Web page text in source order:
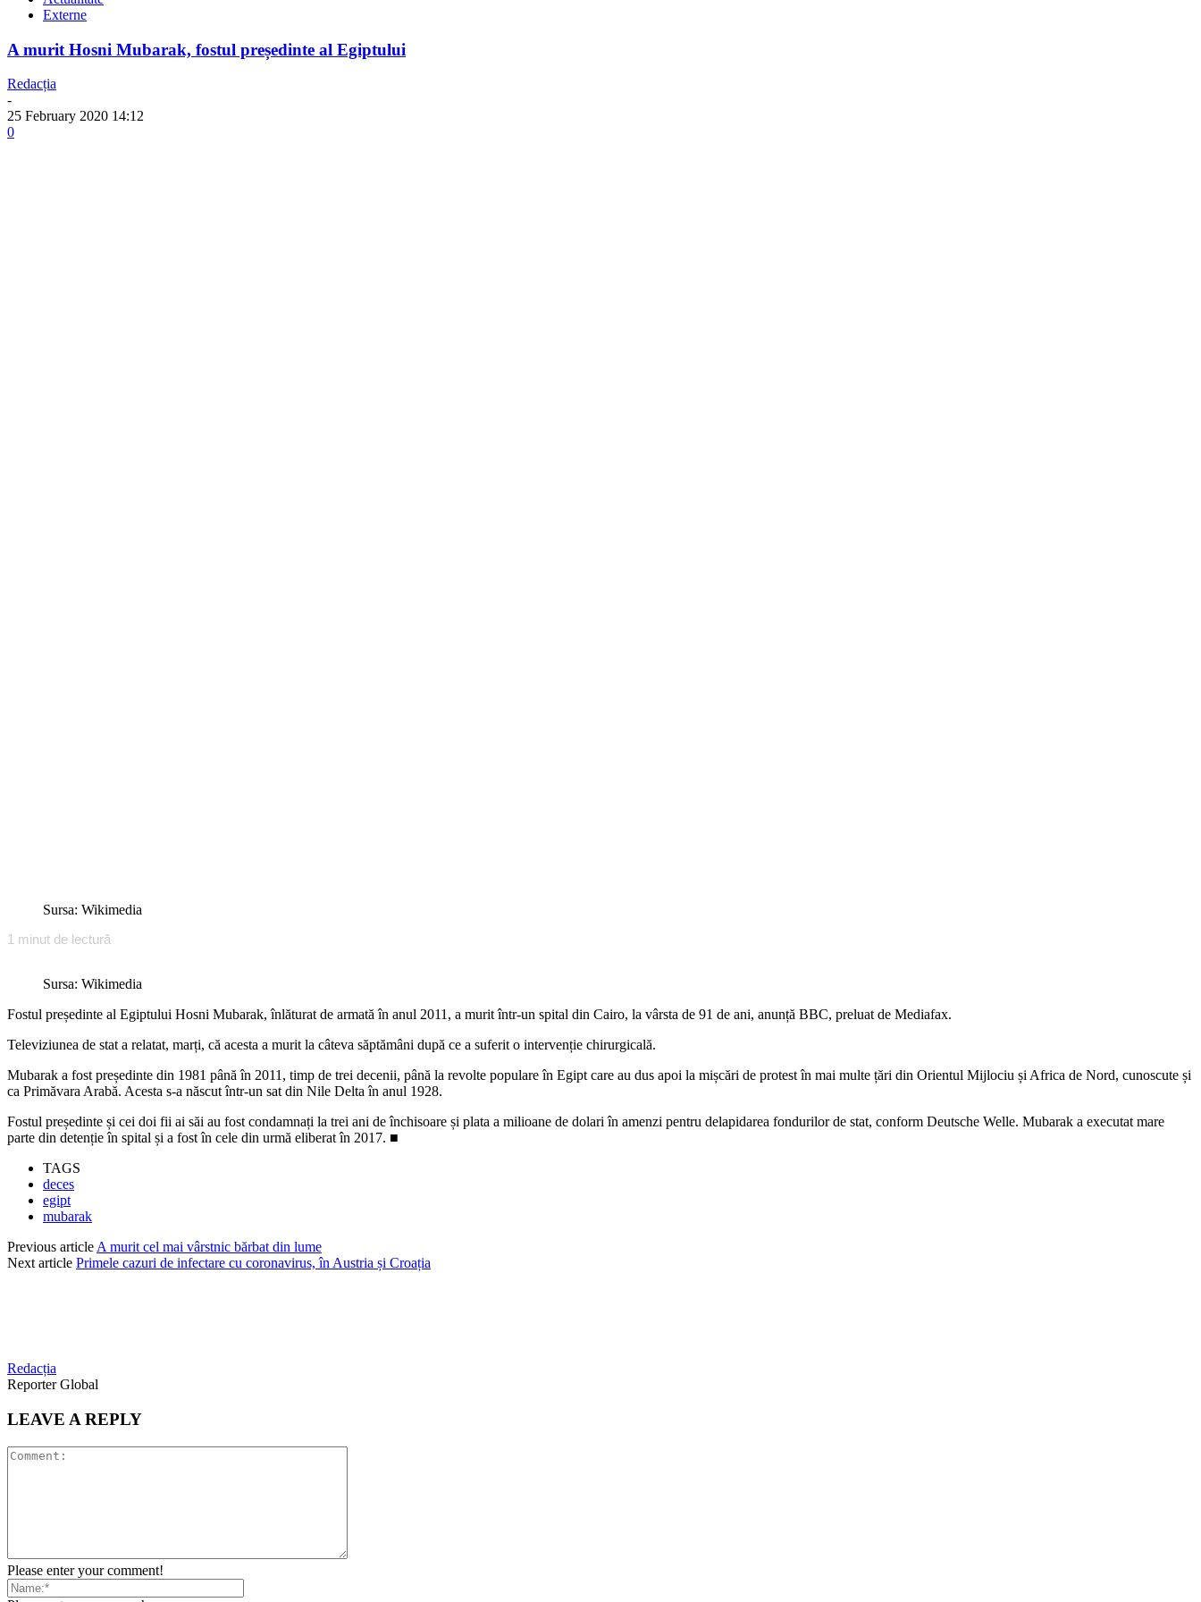
Externe
A murit Hosni Mubarak, fostul președinte al Egiptului
Redacția
-
25 February 2020 14:12
0
Sursa: Wikimedia
1 minut de lectură
Sursa: Wikimedia
Fostul președinte al Egiptului Hosni Mubarak, înlăturat de armată în anul 2011, a murit într-un spital din Cairo, la vârsta de 91 de ani, anunță BBC, preluat de Mediafax.
Televiziunea de stat a relatat, marți, că acesta a murit la câteva săptămâni după ce a suferit o intervenție chirurgicală.
Mubarak a fost președinte din 1981 până în 2011, timp de trei decenii, până la revolte populare în Egipt care au dus apoi la mișcări de protest în mai multe țări din Orientul Mijlociu și Africa de Nord, cunoscute și
ca Primăvara Arabă. Acesta s-a născut într-un sat din Nile Delta în anul 1928.
Fostul președinte și cei doi fii ai săi au fost condamnați la trei ani de închisoare și plata a milioane de dolari în amenzi pentru delapidarea fondurilor de stat, conform Deutsche Welle. Mubarak a executat mare
parte din detenție în spital și a fost în cele din urmă eliberat în 2017. ■
TAGS
deces
egipt
mubarak
Previous articleA murit cel mai vârstnic bărbat din lume
Next article Primele cazuri de infectare cu coronavirus, în Austria și Croația
Redacția
Reporter Global
LEAVE A REPLY
Please enter your comment!